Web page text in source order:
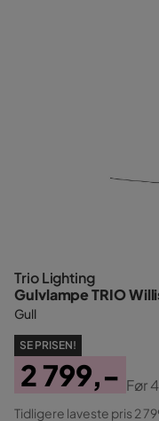
Trio Lighting
Gulvlampe TRIO
Gull
SE PRISEN!
Pris
2 799,-
Original
Før
Tidligere laveste pris 2